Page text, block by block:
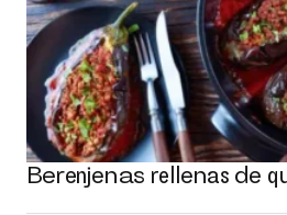
Berenjenas rellenas de